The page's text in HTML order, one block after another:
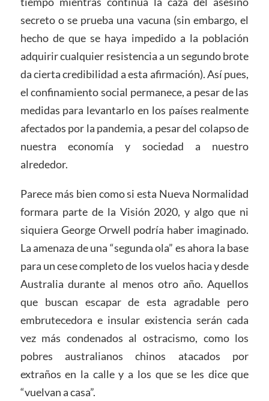
secreto o se prueba una vacuna (sin embargo, el
hecho de que se haya impedido a la población
adquirir cualquier resistencia a un segundo brote
da cierta credibilidad a esta afirmación). Así pues,
el confinamiento social permanece, a pesar de las
medidas para levantarlo en los países realmente
afectados por la pandemia, a pesar del colapso de
nuestra economía y sociedad a nuestro
alrededor.
Parece más bien como si esta Nueva Normalidad
formara parte de la Visión 2020, y algo que ni
siquiera George Orwell podría haber imaginado.
La amenaza de una “segunda ola” es ahora la base
para un cese completo de los vuelos hacia y desde
Australia durante al menos otro año. Aquellos
que buscan escapar de esta agradable pero
embrutecedora e insular existencia serán cada
vez más condenados al ostracismo, como los
pobres australianos chinos atacados por
extraños en la calle y a los que se les dice que
“vuelvan a casa”.